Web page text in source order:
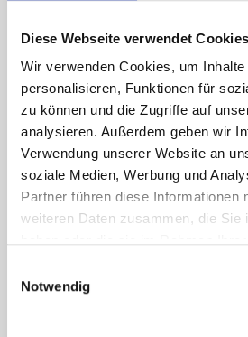
Diese Webseite verwendet Cookies
Wir verwenden Cookies, um
personalisieren, Funktionen für
zu können und die Zugriffe auf
analysieren. Außerdem geben wir
Verwendung unserer Website an
soziale Medien, Werbung und
Partner führen diese Informationen
weiteren Daten zusammen, die Sie
Notwendig
120 days
CAP
74 mm dropper pipette
LABEL DIMENSIONS
100 mm x 40 mm
Amber glass dropper bottle 30 ml